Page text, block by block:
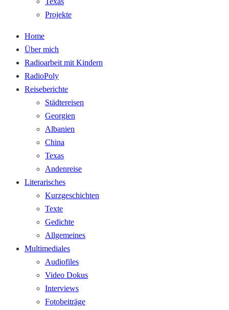
Projekte
Home
Über mich
Radioarbeit mit Kindern
RadioPoly
Reiseberichte
Städtereisen
Georgien
Albanien
China
Texas
Andenreise
Literarisches
Kurzgeschichten
Texte
Gedichte
Allgemeines
Multimediales
Audiofiles
Video Dokus
Interviews
Fotobeiträge